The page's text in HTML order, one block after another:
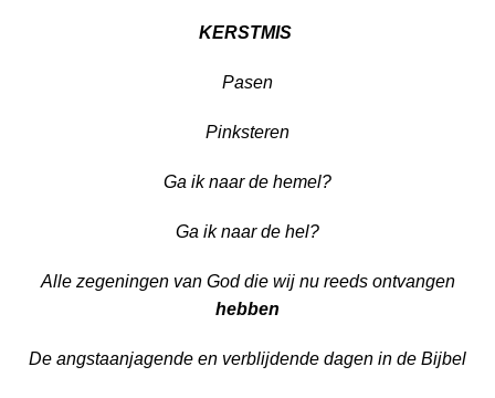
KERSTMIS
Pasen
Pinksteren
Ga ik naar de hemel?
Ga ik naar de hel?
Alle zegeningen van God die wij nu reeds ontvangen
hebben
De angstaanjagende en verblijdende dagen in de Bijbel